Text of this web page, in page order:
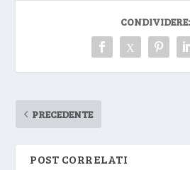
CONDIVIDERE:
PRECEDENTE
POST CORRELATI